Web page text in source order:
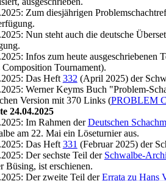
Zum diesjährigen
Nun steht auch die deutsche
Infos zum heute ausgeschriebenen
Composition Tournament).
Das Heft 332 (April 2025) der
Werner Keyms Buch "Problem-
Version mit 370 Links (PROBLEM
24.04.2025
Im Rahmen derDeutschen
am 22. Mai ein Löseturnier aus.
Das Heft 331 (Februar 2025) der
Der sechste Teil der Schwalbe-
Büsing, ist erschienen.
Der zweite Teil derErrata zu Hans